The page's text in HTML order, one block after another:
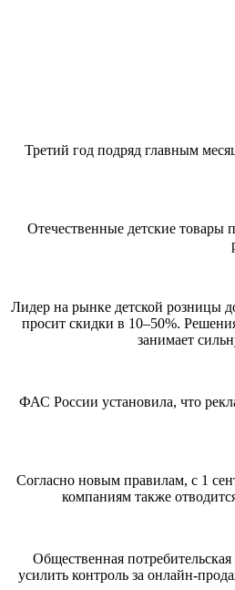
Третий год подряд главным
Отечественные детские товары
Лидер на рынке детской розницы
просит скидки в 10–50%.
занимает
ФАС России установила, что
Согласно новым правилам, с 1
компаниям также
Общественная
усилить контроль за